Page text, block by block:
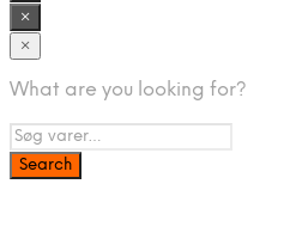
×
×
What are you looking for?